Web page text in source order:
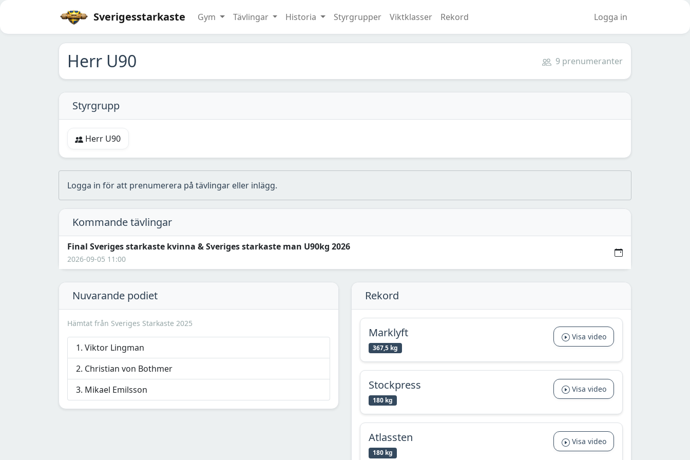
Sverigesstarkaste Gym Tävlingar Historia Styrgrupper Viktklasser Rekord Logga in
Herr U90 9 prenumeranter
Styrgrupp
Herr U90
Logga in för att prenumerera på tävlingar eller inlägg.
Kommande tävlingar
Final Sveriges starkaste kvinna & Sveriges starkaste man U90kg 2026
2026-09-05 11:00
Nuvarande podiet
Hämtat från Sveriges Starkaste 2025
Viktor Lingman
Christian von Bothmer
Mikael Emilsson
Rekord
Marklyft
367,5 kg
Visa video
Stockpress
180 kg
Visa video
Atlassten
180 kg
Visa video